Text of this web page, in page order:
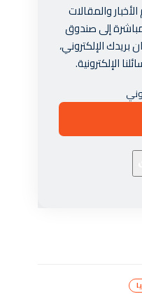
والمقالات
إلى صندوق
بريدك الإلكتروني،
الإلكترونية.